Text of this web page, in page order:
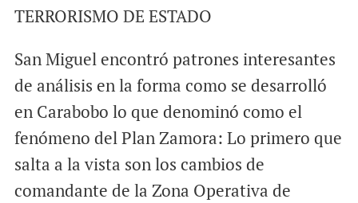
TERRORISMO DE ESTADO
San Miguel encontró patrones interesantes
de análisis en la forma como se desarrolló
en Carabobo lo que denominó como el
fenómeno del Plan Zamora: Lo primero que
salta a la vista son los cambios de
comandante de la Zona Operativa de